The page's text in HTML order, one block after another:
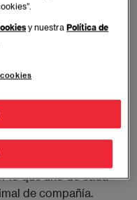
el mercado de
en España factura
de ese total, el 70%
y gatos, seguido de
existen un total
lo que uno de cada
de compañía.
y nuestraPolítica de